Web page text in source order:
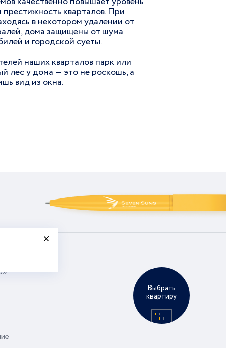
Выбрать
квартиру
кварталов. При
в некотором удалении от
дома защищены от шума
и городской суеты.
наших кварталов парк или
лес у дома — это не роскошь, а
вид из окна.